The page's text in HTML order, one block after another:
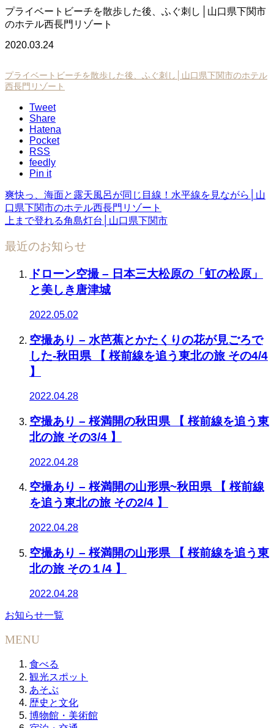
プライベートビーチを散歩した後、ふぐ刺し│山口県下関市
のホテル西長門リゾート
2020.03.24
プライベートビーチを散歩した後、ふぐ刺し│山口県下関市のホテル
西長門リゾート
Tweet
Share
Hatena
Pocket
RSS
feedly
Pin it
爽快っ、海面と露天風呂が同じ目線！水平線を見ながら│山
口県下関市のホテル西長門リゾート
上まで登れる角島灯台│山口県下関市
最近のお知らせ
ドローン空撮 – 日本三大松原の「虹の松原」
と美しき唐津城
2022.05.02
空撮あり – 水芭蕉とかたくりの花が見ごろで
した-秋田県 【 桜前線を追う東北の旅 その4/4
】
2022.04.28
空撮あり – 桜満開の秋田県 【 桜前線を追う東
北の旅 その3/4 】
2022.04.28
空撮あり – 桜満開の山形県~秋田県 【 桜前線
を追う東北の旅 その2/4 】
2022.04.28
空撮あり – 桜満開の山形県 【 桜前線を追う東
北の旅 その１/4 】
2022.04.28
お知らせ一覧
MENU
食べる
観光スポット
あそぶ
歴史と文化
博物館・美術館